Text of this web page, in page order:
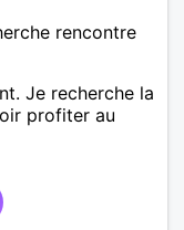
rencontre
Je recherche la
profiter au